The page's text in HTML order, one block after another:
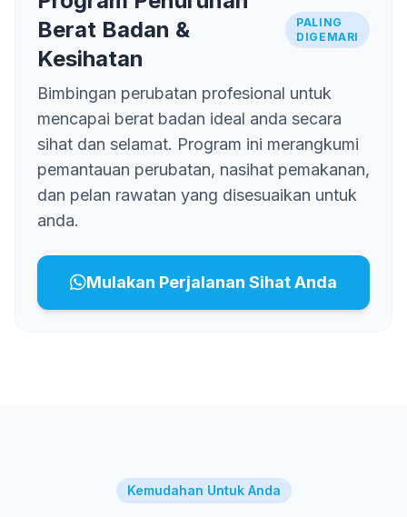
Berat Badan &
Kesihatan
PALING
DIGEMARI
Bimbingan perubatan profesional untuk
mencapai berat badan ideal anda secara
sihat dan selamat. Program ini merangkumi
pemantauan perubatan, nasihat pemakanan,
dan pelan rawatan yang disesuaikan untuk
anda.
Mulakan Perjalanan Sihat Anda
Kemudahan Untuk Anda